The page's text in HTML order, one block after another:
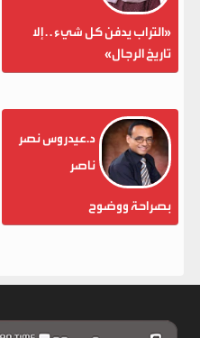
«التراب يدفن كل شيء . . إلا
تاريخ الرجال»
د.عيدروس نصر
ناصر
بصراحة ووضوح